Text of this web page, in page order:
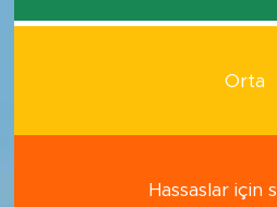
Orta
Hassaslar için